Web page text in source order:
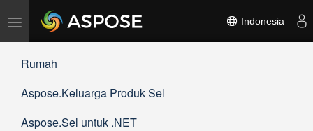
Alihkan
navigasi
Indonesia
Rumah
Aspose.Keluarga Produk Sel
Aspose.Sel untuk .NET